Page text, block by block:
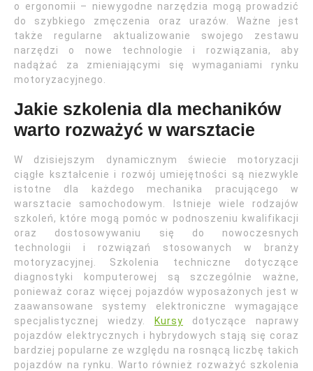
o ergonomii – niewygodne narzędzia mogą prowadzić
do szybkiego zmęczenia oraz urazów. Ważne jest
także regularne aktualizowanie swojego zestawu
narzędzi o nowe technologie i rozwiązania, aby
nadążać za zmieniającymi się wymaganiami rynku
motoryzacyjnego.
Jakie szkolenia dla mechaników
warto rozważyć w warsztacie
W dzisiejszym dynamicznym świecie motoryzacji
ciągłe kształcenie i rozwój umiejętności są niezwykle
istotne dla każdego mechanika pracującego w
warsztacie samochodowym. Istnieje wiele rodzajów
szkoleń, które mogą pomóc w podnoszeniu kwalifikacji
oraz dostosowywaniu się do nowoczesnych
technologii i rozwiązań stosowanych w branży
motoryzacyjnej. Szkolenia techniczne dotyczące
diagnostyki komputerowej są szczególnie ważne,
ponieważ coraz więcej pojazdów wyposażonych jest w
zaawansowane systemy elektroniczne wymagające
specjalistycznej wiedzy.
Kursy dotyczące naprawy
pojazdów elektrycznych i hybrydowych stają się coraz
bardziej popularne ze względu na rosnącą liczbę takich
pojazdów na rynku. Warto również rozważyć szkolenia